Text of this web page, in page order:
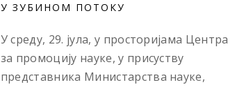
У ЗУБИНОМ ПОТОКУ
У среду, 29. јула, у просторијама Центра
за промоцију науке, у присуству
представника Министарства науке,